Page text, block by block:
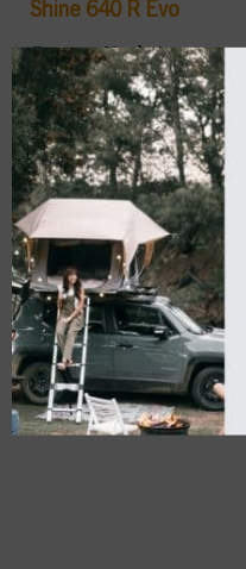
Shine 640 R Evo
Camper-Neuheiten
Neuheit: Dreamer Lift
Hubbett
Camper-Neuheiten
Neu: Weinsberg